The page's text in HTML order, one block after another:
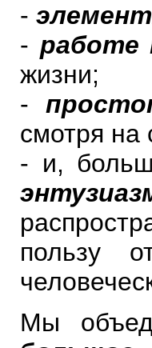
-
- работе
жизни;
-
смотря на
- и,
пользу
Мы